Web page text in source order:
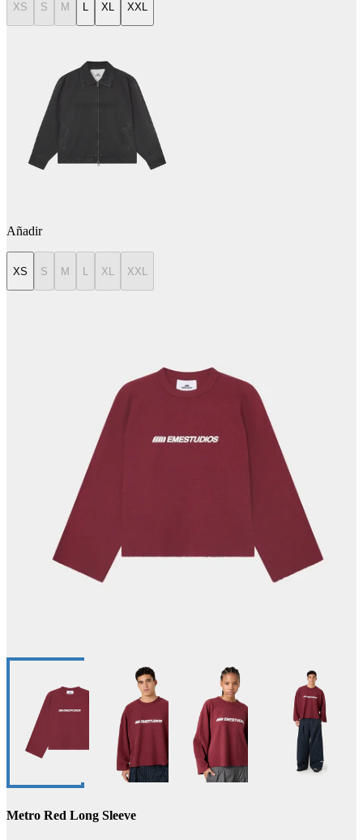
XS S M L XL XXL
Añadir
XS S M XL XXL
Metro Red Long Sleeve